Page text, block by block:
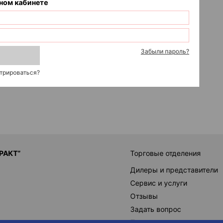
кабинете
Забыли пароль?
Торговые отделения
Дилеры и представители
Сервис и услуги
Отзывы
Задать вопрос